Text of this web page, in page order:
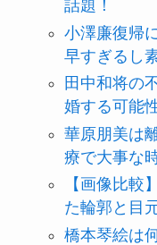
話題！
小澤廉復帰
早すぎるし
田中和将の
婚する可能
華原朋美は
療で大事な
【画像比較
た輪郭と目
橋本琴絵は